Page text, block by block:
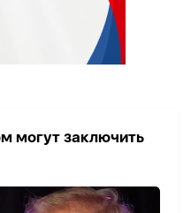
могут заключить